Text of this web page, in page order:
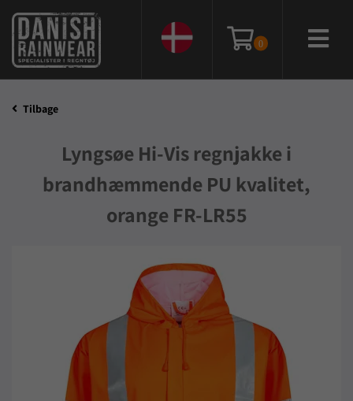
0
Tilbage
Lyngsøe Hi-Vis regnjakke i
brandhæmmende PU kvalitet,
orange FR-LR55